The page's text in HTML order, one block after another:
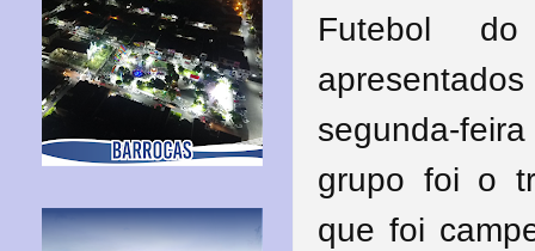
Futebol
segunda-
grupo foi o
que foi